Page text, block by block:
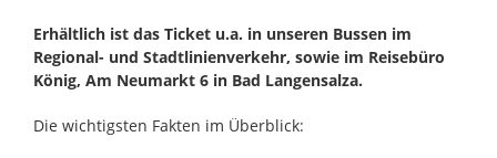
Erhältlich ist das Ticket u.a. in unseren Bussen im
Regional- und Stadtlinienverkehr, sowie im Reisebüro
König, Am Neumarkt 6 in Bad Langensalza.
Die wichtigsten Fakten im Überblick: